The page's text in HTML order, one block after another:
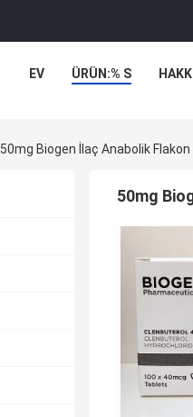
EV ÜRÜN:% S
50mg Biogen İlaç Anabolik
50mg